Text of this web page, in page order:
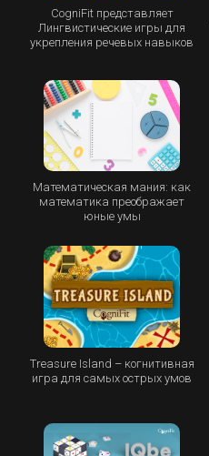
CogniFit представляет
Лингвистические игры для
укрепления речевых навыков
Математическая мания: как
математика преображает
юные умы
Treasure Island – когнитивная
игра для самых острых умов